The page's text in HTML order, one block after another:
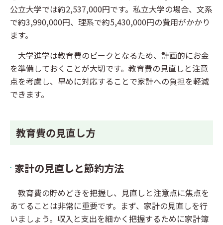
公立大学では約2,537,000円です。私立大学の場合、文系
で約3,990,000円、理系で約5,430,000円の費用がかかり
ます。
大学進学は教育費のピークとなるため、計画的にお金
を準備しておくことが大切です。教育費の見直しと注意
点を考慮し、早めに対応することで家計への負担を軽減
できます。
教育費の見直し方
家計の見直しと節約方法
教育費の貯めどきを把握し、見直しと注意点に焦点を
あてることは非常に重要です。まず、家計の見直しを行
いましょう。収入と支出を細かく把握するために家計簿